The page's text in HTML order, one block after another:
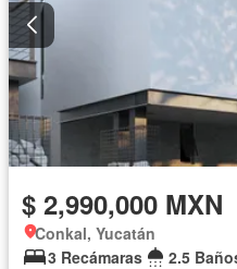
$ 2,990,000 MXN
Conkal, Yucatán
3 Recámaras
2.5